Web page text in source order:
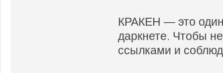
КРАКЕН — это
даркнете. Чтобы
ссылками и